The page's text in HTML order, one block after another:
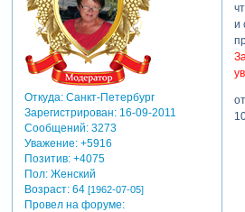
Откуда:Санкт-Петербург
Зарегистрирован: 16-09-2011
Сообщений:3273
Уважение: +5916
Позитив: +4075
Пол:Женский
Возраст:64 [1962-07-05]
Провел на форуме:
и